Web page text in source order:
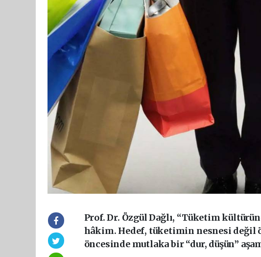
Prof. Dr. Özgül Dağlı, “Tüketim
hâkim. Hedef, tüketimin nesnesi değil
öncesinde mutlaka bir “dur, düşün”